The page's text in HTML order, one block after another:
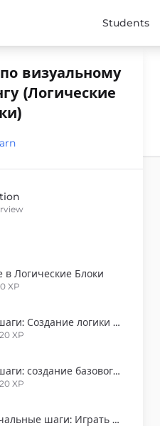
Students
визуальному
(Логические
в Логические Блоки
XP
Первые шаги: Создание логики прыжка для игрока
XP
Первые шаги: создание базового движения игрока
XP
Первоначальные шаги: Играть анимации персонажа